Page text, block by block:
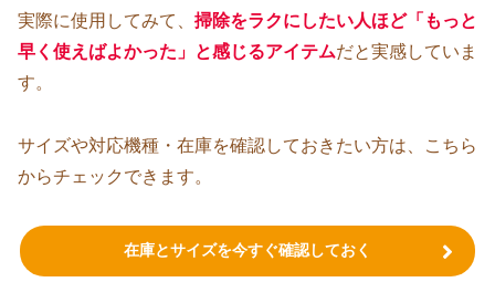
実際に使用してみて、 掃除をラクにしたい人ほど「もっと
早く使えばよかった」と感じるアイテムだと実感していま
す。
サイズや対応機種・在庫を確認しておきたい方は、こちら
からチェックできます。
在庫とサイズを今すぐ確認しておく